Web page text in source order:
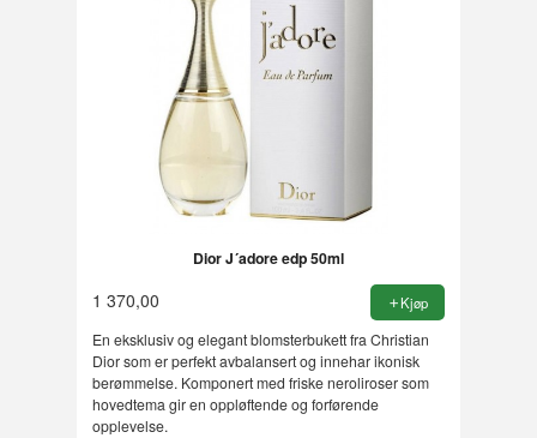
Dior J´adore edp 50ml
1 370,00 Kjøp
En eksklusiv og elegant blomsterbukett fra Christian
Dior som er perfekt avbalansert og innehar ikonisk
berømmelse. Komponert med friske neroliroser som
hovedtema gir en oppløftende og forførende
opplevelse.